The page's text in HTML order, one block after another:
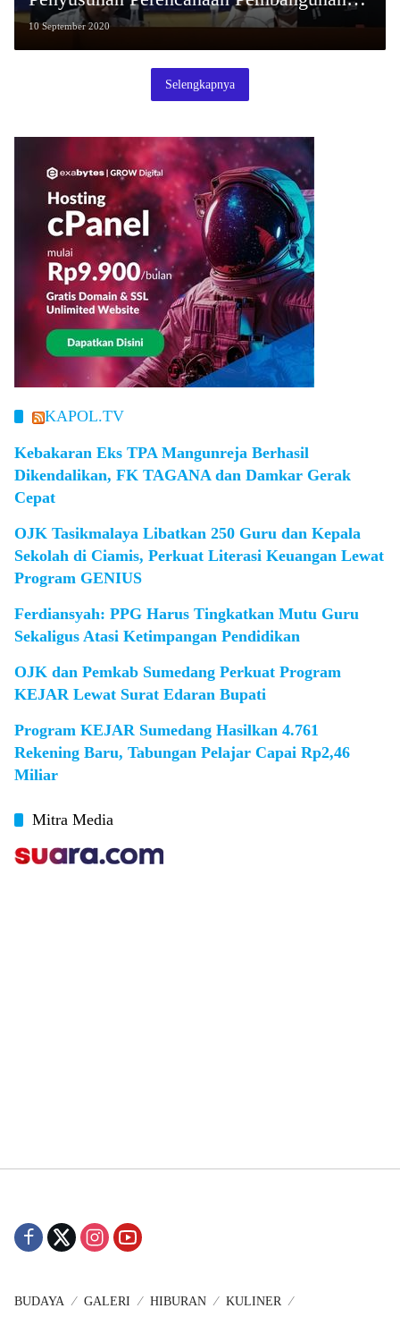
Kabupaten Tasik
10 September 2020
Selengkapnya
KAPOL.TV
Kebakaran Eks TPA Mangunreja Berhasil
Dikendalikan, FK TAGANA dan Damkar Gerak
Cepat
OJK Tasikmalaya Libatkan 250 Guru dan Kepala
Sekolah di Ciamis, Perkuat Literasi Keuangan Lewat
Program GENIUS
Ferdiansyah: PPG Harus Tingkatkan Mutu Guru
Sekaligus Atasi Ketimpangan Pendidikan
OJK dan Pemkab Sumedang Perkuat Program
KEJAR Lewat Surat Edaran Bupati
Program KEJAR Sumedang Hasilkan 4.761
Rekening Baru, Tabungan Pelajar Capai Rp2,46
Miliar
Mitra Media
BUDAYA GALERI HIBURAN
KULINER